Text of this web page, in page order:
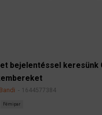
bejelentéssel keresünk
1644577384
Fémipar